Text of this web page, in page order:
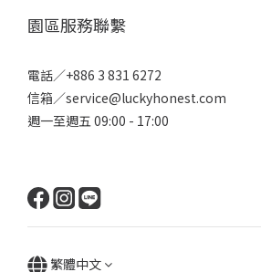
園區服務聯繫
電話／+886 3 831 6272
信箱／service@luckyhonest.com
週一至週五 09:00 - 17:00
繁體中文